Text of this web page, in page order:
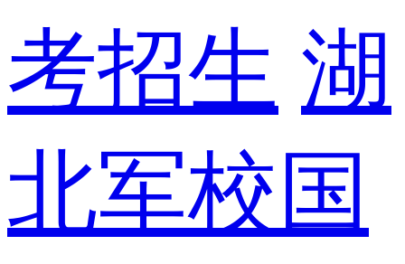
考招生 湖
北军校国